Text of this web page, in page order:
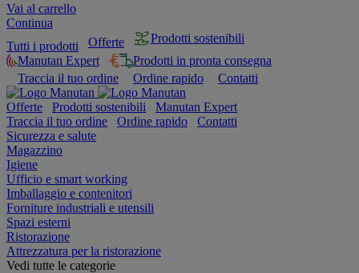
Vai al carrello
Continua
Tutti i prodotti
Offerte
Prodotti sostenibili
Manutan Expert
Prodotti in pronta consegna
Traccia il tuo ordine
Ordine rapido Contatti
Offerte Prodotti sostenibili
Manutan Expert
Traccia il tuo ordine
Ordine rapido
Contatti
Sicurezza e salute
Magazzino
Igiene
Ufficio e smart working
Imballaggio e contenitori
Forniture industriali e utensili
Spazi esterni
Ristorazione
Attrezzatura per la ristorazione
Vedi tutte le categorie